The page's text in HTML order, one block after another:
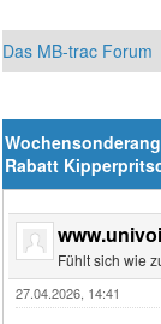
Das MB-trac Forum
Rabatt
Fühlt sich wie
27.04.2026, 14:41